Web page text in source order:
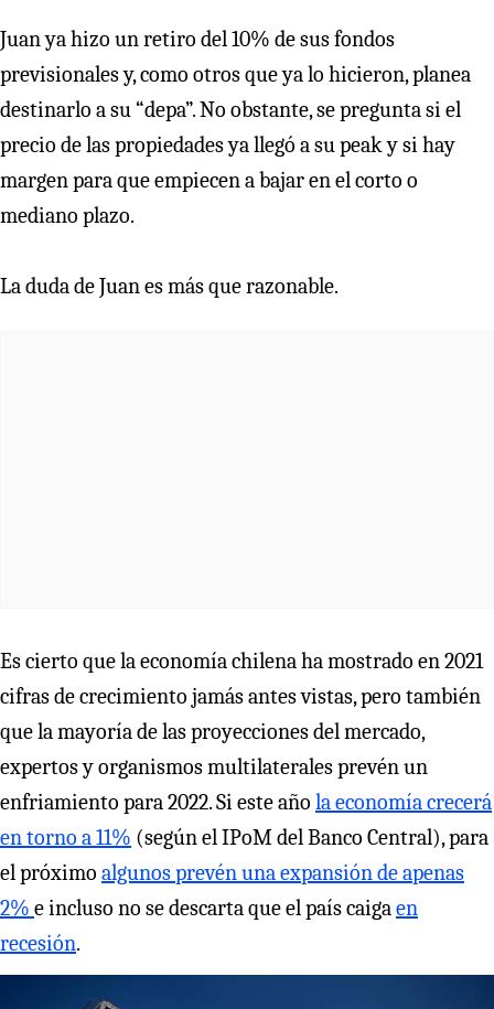
Juan ya hizo un retiro del 10% de sus fondos
previsionales y, como otros que ya lo hicieron, planea
destinarlo a su “depa”. No obstante, se pregunta si el
precio de las propiedades ya llegó a su peak y si hay
margen para que empiecen a bajar en el corto o
mediano plazo.
La duda de Juan es más que razonable.
Es cierto que la economía chilena ha mostrado en 2021
cifras de crecimiento jamás antes vistas, pero también
que la mayoría de las proyecciones del mercado,
expertos y organismos multilaterales prevén un
enfriamiento para 2022. Si este año la economía crecerá
en torno a 11% (según el IPoM del Banco Central), para
el próximo algunos prevén una expansión de apenas
2% e incluso no se descarta que el país caigaen
recesión.